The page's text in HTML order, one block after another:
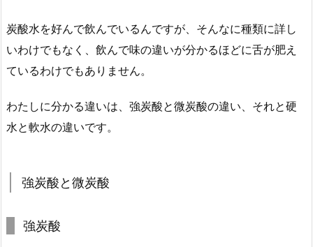
炭酸水を好んで飲んでいるんですが、そんなに種類に詳し
いわけでもなく、飲んで味の違いが分かるほどに舌が肥え
ているわけでもありません。
わたしに分かる違いは、強炭酸と微炭酸の違い、それと硬
水と軟水の違いです。
強炭酸と微炭酸
強炭酸